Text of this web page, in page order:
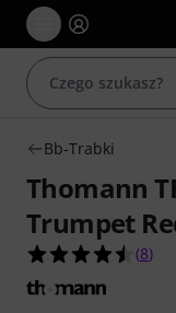
Bb-Trabki
Thomann
Trumpet
4.5
(8)